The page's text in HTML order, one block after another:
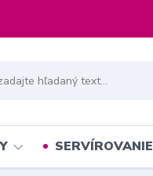
SERVÍROVANIE